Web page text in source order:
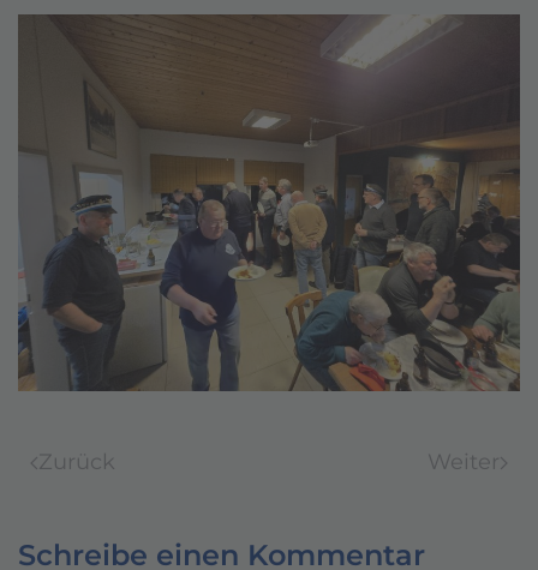
Zurück Weiter
Schreibe einen Kommentar